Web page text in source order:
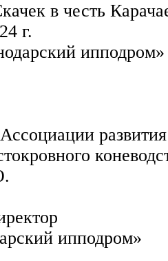
в честь
г.
ипподром»
развития
ипподром»